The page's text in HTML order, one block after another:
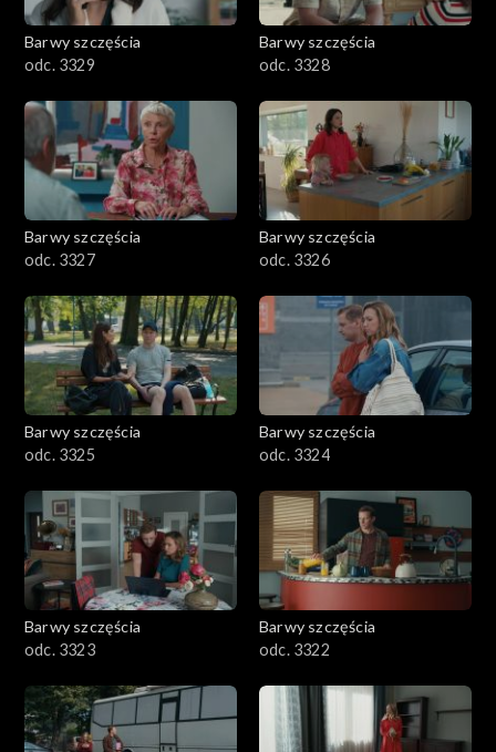
Barwy szczęścia
odc. 3329
Barwy szczęścia
odc. 3328
Barwy szczęścia
odc. 3327
Barwy szczęścia
odc. 3326
Barwy szczęścia
odc. 3325
Barwy szczęścia
odc. 3324
Barwy szczęścia
odc. 3323
Barwy szczęścia
odc. 3322